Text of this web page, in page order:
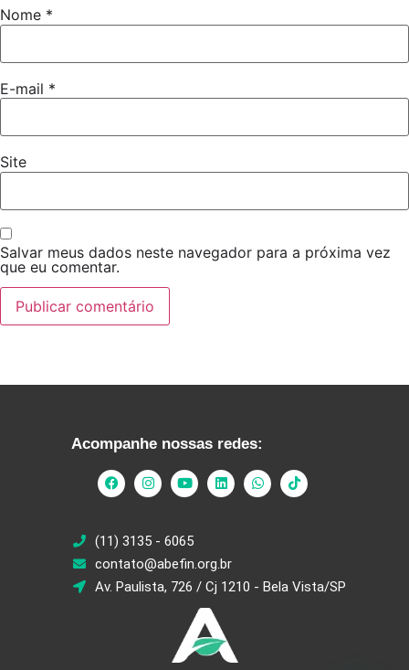
Nome *
E-mail *
Site
Salvar meus dados neste navegador para a próxima vez
que eu comentar.
Acompanhe nossas redes:
(11) 3135 - 6065
contato@abefin.org.br
Av. Paulista, 726 / Cj 1210 - Bela Vista/SP